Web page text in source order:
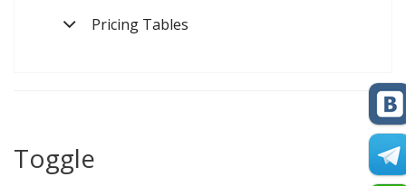
Pricing Tables
Toggle